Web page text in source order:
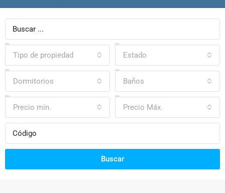
Tipo de propiedad Estado
Dormitorios Baños
Precio mín. Precio Máx.
Buscar